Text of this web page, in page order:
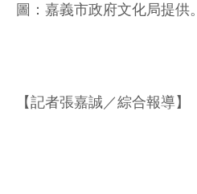
圖：嘉義市政府文化局提供。
【記者張嘉誠／綜合報導】